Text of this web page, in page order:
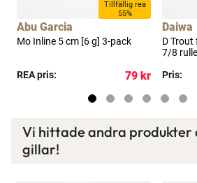
Tillfällig rea
55%
Abu Garcia
Mo Inline 5 cm [6 g] 3-pack
REA pris: 79 kr
Daiwa
D Trout
7/8
Pris:
Vi hittade andra produkter
gillar!